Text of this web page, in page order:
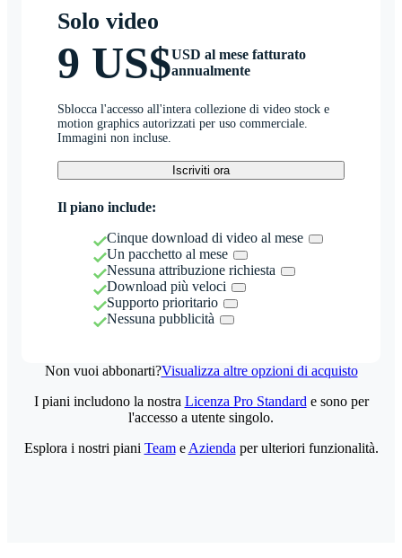
Solo video
9 US$USD al mese fatturato
annualmente
Sblocca l'accesso all'intera collezione di video stock e
motion graphics autorizzati per uso commerciale.
Immagini non incluse.
Iscriviti ora
Il piano include:
Cinque download di video al mese
Un pacchetto al mese
Nessuna attribuzione richiesta
Download più veloci
Supporto prioritario
Nessuna pubblicità
Non vuoi abbonarti?Visualizza altre opzioni di acquisto
I piani includono la nostra Licenza Pro Standard e sono per
l'accesso a utente singolo.
Esplora i nostri piani Teame Azienda per ulteriori funzionalità.